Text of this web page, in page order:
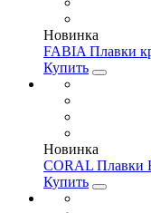
Новинка
FABIA Плавки
Купить
Новинка
CORAL Плавки
Купить